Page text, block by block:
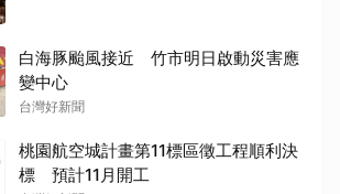
白海豚颱風接近 竹市明日啟動災害應
變中心
台灣好新聞
桃園航空城計畫第11標區徵工程順利決
標 預計11月開工